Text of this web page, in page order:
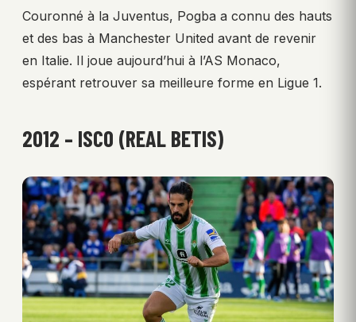
Couronné à la Juventus, Pogba a connu des hauts
et des bas à Manchester United avant de revenir
en Italie. Il joue aujourd’hui à l’AS Monaco,
espérant retrouver sa meilleure forme en Ligue 1.
2012 – ISCO (REAL BETIS)